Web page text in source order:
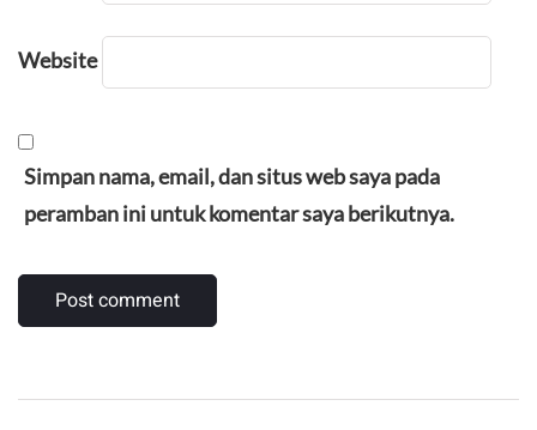
Website
Simpan nama, email, dan situs web saya pada
peramban ini untuk komentar saya berikutnya.